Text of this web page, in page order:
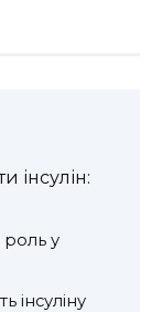
інсулін:
роль у
інсуліну